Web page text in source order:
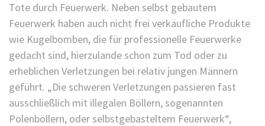
Tote durch Feuerwerk. Neben selbst gebautem
Feuerwerk haben auch nicht frei verkäufliche Produkte
wie Kugelbomben, die für professionelle Feuerwerke
gedacht sind, hierzulande schon zum Tod oder zu
erheblichen Verletzungen bei relativ jungen Männern
geführt. „Die schweren Verletzungen passieren fast
ausschließlich mit illegalen Böllern, sogenannten
Polenböllern, oder selbstgebasteltem Feuerwerk“,